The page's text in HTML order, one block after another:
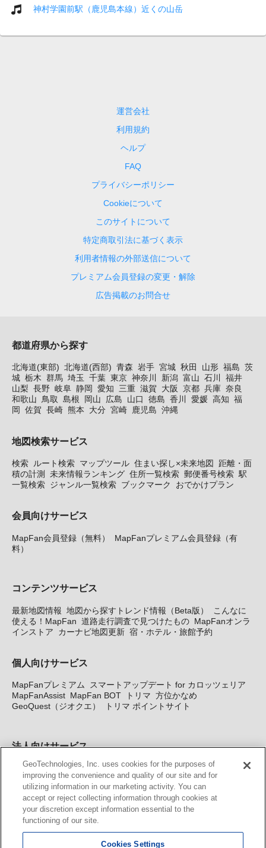
神村学園前駅（鹿児島本線）近くの山岳
運営会社
利用規約
ヘルプ
FAQ
プライバシーポリシー
Cookieについて
このサイトについて
特定商取引法に基づく表示
利用者情報の外部送信について
プレミアム会員登録の変更・解除
広告掲載のお問合せ
都道府県から探す
北海道(東部) 北海道(西部) 青森 岩手 宮城 秋田 山形 福島 茨
城 栃木 群馬 埼玉 千葉 東京 神奈川 新潟 富山 石川
福井
山梨 長野 岐阜 静岡 愛知 三重 滋賀 大阪 京都 兵庫 奈良
和歌山 鳥取 島根 岡山 広島 山口 徳島 香川 愛媛 高知 福
岡
佐賀 長崎 熊本 大分 宮崎 鹿児島 沖縄
地図検索サービス
検索 ルート検索 マップツール 住まい探し×未来地図
距離・面
積の計測
未来情報ランキング 住所一覧検索 郵便番号検索 駅
一覧検索 ジャンル一覧検索 ブックマーク おでかけプラン
会員向けサービス
MapFan会員登録（無料）
MapFanプレミアム会員登録（有
料）
コンテンツサービス
最新地図情報 地図から探すトレンド情報（Beta版）
こんなに
使える！MapFan 道路走行調査で見つけたもの MapFanオンラ
インストア
カーナビ地図更新 宿・ホテル・旅館予約
個人向けサービス
MapFanプレミアム
スマートアップデート for カロッツェリア
MapFanAssist MapFan BOT トリマ 方位かなめ
GeoQuest（ジオクエ）
トリマ ポイントサイト
法人向けサービス
法人向け地図・位置情報サービス WEBサイト・システム向け地
図API Windows PC向け地図開発キット MapFan DB 住所確認
サービス
MAP WORLD+ トリマ広告 Geo-Research
カーナビ地図更新サービス
GeoTechnologies, Inc. uses cookies for the purposes of
improving the convenience and quality of our site and for
utilizing information in our marketing activity. You can
accept or reject collecting information through cookies at
your discretion except information essential to the
functioning of our site.
Cookies Settings